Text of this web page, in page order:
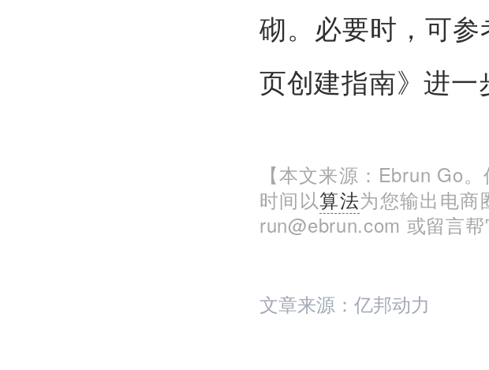
砌。必要时，可
页创建指南》进一
【本文来源：Ebrun Go
时间以算法为您输出电商
run@ebrun.com 或留言帮
文章来源：亿邦动力